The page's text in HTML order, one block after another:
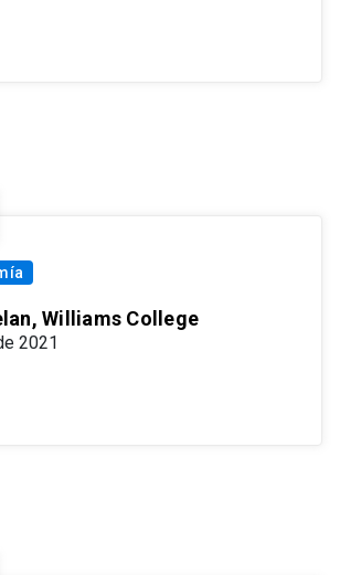
Williams College
2021